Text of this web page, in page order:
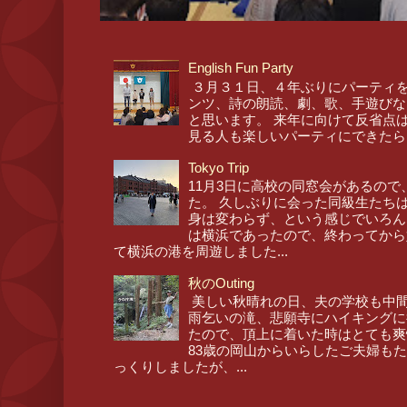
English Fun Party
３月３１日、４年ぶりにパーティ
ンツ、詩の朗読、劇、歌、手遊び
と思います。 来年に向けて反省点
見る人も楽しいパーティにできた
Tokyo Trip
11月3日に高校の同窓会があるの
た。 久しぶりに会った同級生たち
身は変わらず、という感じでいろ
は横浜であったので、終わってか
て横浜の港を周遊しました...
秋のOuting
美しい秋晴れの日、夫の学校も中
雨乞いの滝、悲願寺にハイキング
たので、頂上に着いた時はとても
83歳の岡山からいらしたご夫婦も
っくりしましたが、...